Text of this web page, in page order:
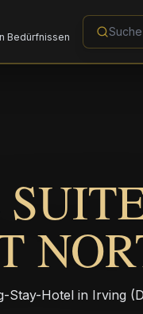
Bedürfnissen
Stay-Hotel in Irving